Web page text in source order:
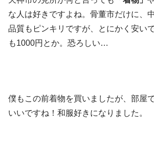
な人は好きですよね。骨董市だけに、
品質もピンキリですが、とにかく安い
も1000円とか。恐ろしい…
僕もこの前着物を買いましたが、部屋
いいですね！和服好きになりました。